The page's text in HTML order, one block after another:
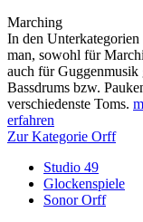
Marching
In den
man, sowohl für
auch für Guggenmusik
Bassdrums bzw.
verschiedenste Toms.
erfahren
Zur Kategorie Orff
Studio 49
Glockenspiele
Sonor Orff